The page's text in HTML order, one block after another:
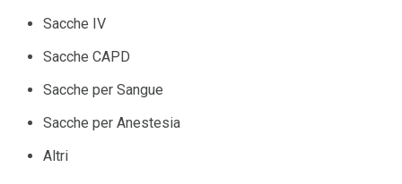
Sacche IV
Sacche CAPD
Sacche per Sangue
Sacche per Anestesia
Altri